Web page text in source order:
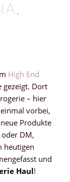
High End
gezeigt. Dort
– hier
vorbei,
Produkte
DM,
heutigen
und
Haul!